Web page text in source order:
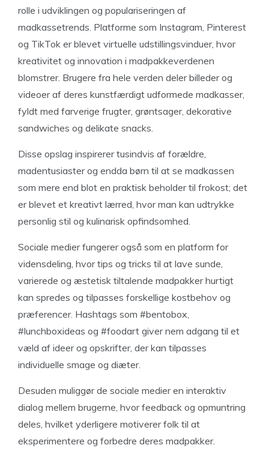
rolle i udviklingen og populariseringen af
madkassetrends. Platforme som Instagram, Pinterest
og TikTok er blevet virtuelle udstillingsvinduer, hvor
kreativitet og innovation i madpakkeverdenen
blomstrer. Brugere fra hele verden deler billeder og
videoer af deres kunstfærdigt udformede madkasser,
fyldt med farverige frugter, grøntsager, dekorative
sandwiches og delikate snacks.
Disse opslag inspirerer tusindvis af forældre,
madentusiaster og endda børn til at se madkassen
som mere end blot en praktisk beholder til frokost; det
er blevet et kreativt lærred, hvor man kan udtrykke
personlig stil og kulinarisk opfindsomhed.
Sociale medier fungerer også som en platform for
vidensdeling, hvor tips og tricks til at lave sunde,
varierede og æstetisk tiltalende madpakker hurtigt
kan spredes og tilpasses forskellige kostbehov og
præferencer. Hashtags som #bentobox,
#lunchboxideas og #foodart giver nem adgang til et
væld af ideer og opskrifter, der kan tilpasses
individuelle smage og diæter.
Desuden muliggør de sociale medier en interaktiv
dialog mellem brugerne, hvor feedback og opmuntring
deles, hvilket yderligere motiverer folk til at
eksperimentere og forbedre deres madpakker.